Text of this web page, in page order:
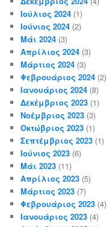
Ιούλιος 2024 (1)
Ιούνιος 2024 (2)
Μάι 2024 (3)
Απρίλιος 2024 (3)
Μάρτιος 2024 (3)
Φεβρουάριος 2024 (2)
Ιανουάριος 2024 (8)
Δεκέμβριος 2023 (1)
Νοέμβριος 2023 (3)
Οκτώβριος 2023 (1)
Σεπτέμβριος 2023 (1)
Ιούνιος 2023 (6)
Μάι 2023 (11)
Απρίλιος 2023 (5)
Μάρτιος 2023 (7)
Φεβρουάριος 2023 (4)
Ιανουάριος 2023 (4)